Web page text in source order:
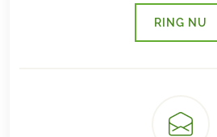
RING NU